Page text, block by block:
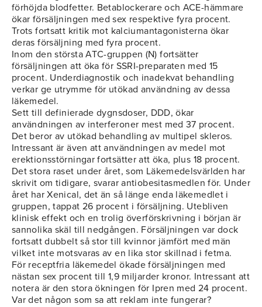
förhöjda blodfetter. Betablockerare och ACE-hämmare
ökar försäljningen med sex respektive fyra procent.
Trots fortsatt kritik mot kalciumantagonisterna ökar
deras försäljning med fyra procent.
Inom den största ATC-gruppen (N) fortsätter
försäljningen att öka för SSRI-preparaten med 15
procent. Underdiagnostik och inadekvat behandling
verkar ge utrymme för utökad användning av dessa
läkemedel.
Sett till definierade dygnsdoser, DDD, ökar
användningen av interferoner mest med 37 procent.
Det beror av utökad behandling av multipel skleros.
Intressant är även att användningen av medel mot
erektionsstörningar fortsätter att öka, plus 18 procent.
Det stora raset under året, som Läkemedelsvärlden har
skrivit om tidigare, svarar antiobesitasmedlen för. Under
året har Xenical, det än så länge enda läkemedlet i
gruppen, tappat 26 procent i försäljning. Utebliven
klinisk effekt och en trolig överförskrivning i början är
sannolika skäl till nedgången. Försäljningen var dock
fortsatt dubbelt så stor till kvinnor jämfört med män
vilket inte motsvaras av en lika stor skillnad i fetma.
För receptfria läkemedel ökade försäljningen med
nästan sex procent till 1,9 miljarder kronor. Intressant att
notera är den stora ökningen för Ipren med 24 procent.
Var det någon som sa att reklam inte fungerar?